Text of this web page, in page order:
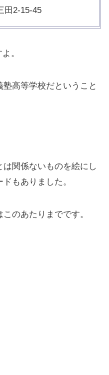
田2-15-45
。
高等学校だということ
関係ないものを絵にし
もありました。
のあたりまでです。